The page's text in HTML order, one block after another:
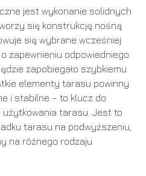
jest wykonanie solidnych
się konstrukcję nośną
się wybrane wcześniej
zapewnieniu odpowiedniego
zapobiegało szybkiemu
elementy tarasu powinny
i stabilne – to klucz do
użytkowania tarasu. Jest to
tarasu na podwyższeniu,
na różnego rodzaju